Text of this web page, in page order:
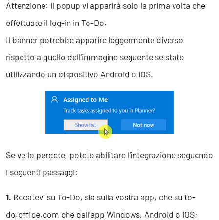
Attenzione: il popup vi apparirà solo la prima volta che
effettuate il log-in in To-Do.
Il banner potrebbe apparire leggermente diverso
rispetto a quello dell’immagine seguente se state
utilizzando un dispositivo Android o iOS.
Se ve lo perdete, potete abilitare l’integrazione seguendo
i seguenti passaggi:
1. Recatevi su To-Do, sia sulla vostra app, che su to-
do.office.com che dall’app Windows, Android o iOS;